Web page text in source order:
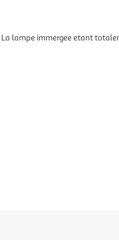
La lampe immergee etant